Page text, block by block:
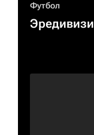
Футбол
Эредивизи